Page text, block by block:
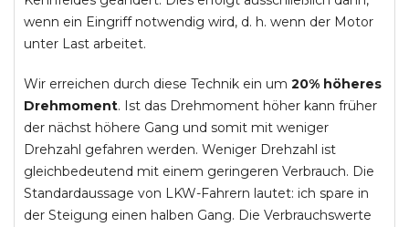
wenn ein Eingriff notwendig wird, d. h. wenn der Motor
unter Last arbeitet.
Wir erreichen durch diese Technik ein um 20% höheres
Drehmoment. Ist das Drehmoment höher kann früher
der nächst höhere Gang und somit mit weniger
Drehzahl gefahren werden. Weniger Drehzahl ist
gleichbedeutend mit einem geringeren Verbrauch. Die
Standardaussage von LKW-Fahrern lautet: ich spare in
der Steigung einen halben Gang. Die Verbrauchswerte